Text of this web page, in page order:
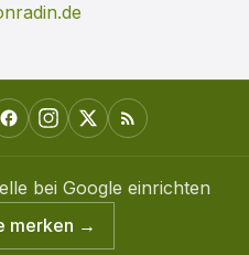
bei Google einrichten
merken →